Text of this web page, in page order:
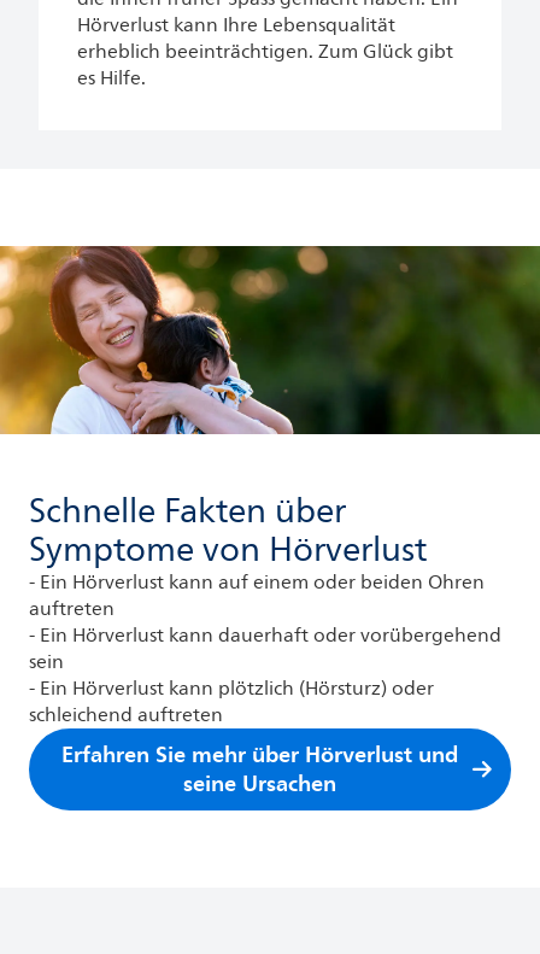
Hörverlust kann Ihre Lebensqualität
erheblich beeinträchtigen. Zum Glück gibt
es Hilfe.
Schnelle Fakten über
Symptome von Hörverlust
- Ein Hörverlust kann auf einem oder beiden Ohren
auftreten
- Ein Hörverlust kann dauerhaft oder vorübergehend
sein
- Ein Hörverlust kann plötzlich (Hörsturz) oder
schleichend auftreten
Erfahren Sie mehr über Hörverlust und
seine Ursachen